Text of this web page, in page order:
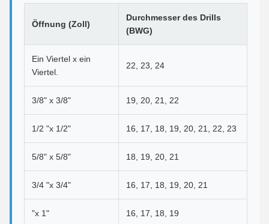
Öffnung (Zoll)
Durchmesser des Drills
(BWG)
Ein Viertel x ein
Viertel.
22, 23, 24
3/8" x 3/8" 19, 20, 21, 22
1/2 "x 1/2" 16, 17, 18, 19, 20, 21, 22, 23
5/8" x 5/8" 18, 19, 20, 21
3/4 "x 3/4" 16, 17, 18, 19, 20, 21
"x 1" 16, 17, 18, 19